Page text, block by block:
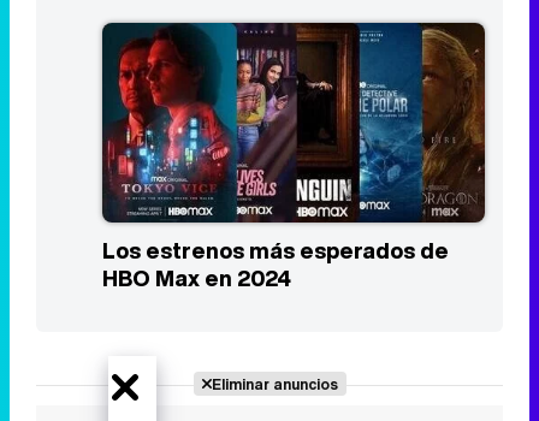
Los estrenos más esperados de
HBO Max en 2024
Eliminar anuncios